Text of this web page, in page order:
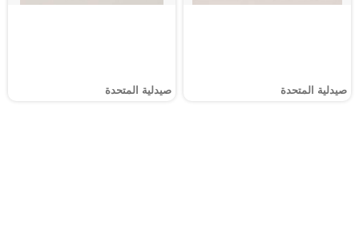
صيدلية المتحدة صيدلية المتحدة